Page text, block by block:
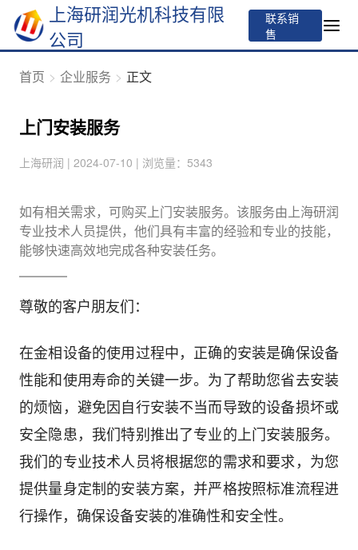
上海研润光机科技有限
公司
联系销
售
首页 企业服务 正文
上门安装服务
上海研润 | 2024-07-10 | 浏览量：5343
如有相关需求，可购买上门安装服务。该服务由上海研润
专业技术人员提供，他们具有丰富的经验和专业的技能，
能够快速高效地完成各种安装任务。
尊敬的客户朋友们：
在金相设备的使用过程中，正确的安装是确保设备
性能和使用寿命的关键一步。为了帮助您省去安装
的烦恼，避免因自行安装不当而导致的设备损坏或
安全隐患，我们特别推出了专业的上门安装服务。
我们的专业技术人员将根据您的需求和要求，为您
提供量身定制的安装方案，并严格按照标准流程进
行操作，确保设备安装的准确性和安全性。